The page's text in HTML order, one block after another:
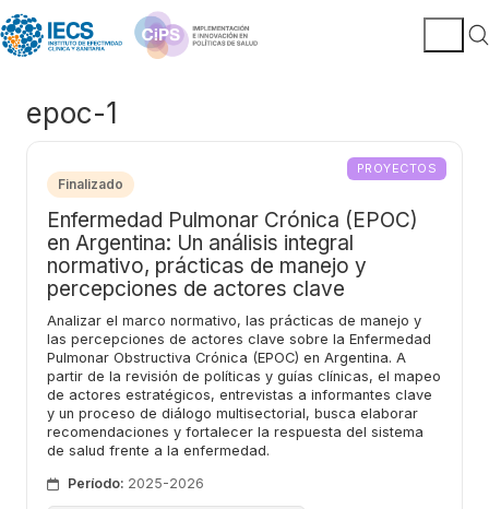
epoc-1
PROYECTOS
Finalizado
Enfermedad Pulmonar Crónica (EPOC)
en Argentina: Un análisis integral
normativo, prácticas de manejo y
percepciones de actores clave
Analizar el marco normativo, las prácticas de manejo y
las percepciones de actores clave sobre la Enfermedad
Pulmonar Obstructiva Crónica (EPOC) en Argentina. A
partir de la revisión de políticas y guías clínicas, el mapeo
de actores estratégicos, entrevistas a informantes clave
y un proceso de diálogo multisectorial, busca elaborar
recomendaciones y fortalecer la respuesta del sistema
de salud frente a la enfermedad.
Período: 2025-2026